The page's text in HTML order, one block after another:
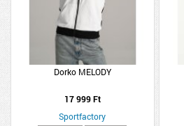
Dorko MELODY
17 999 Ft
Sportfactory